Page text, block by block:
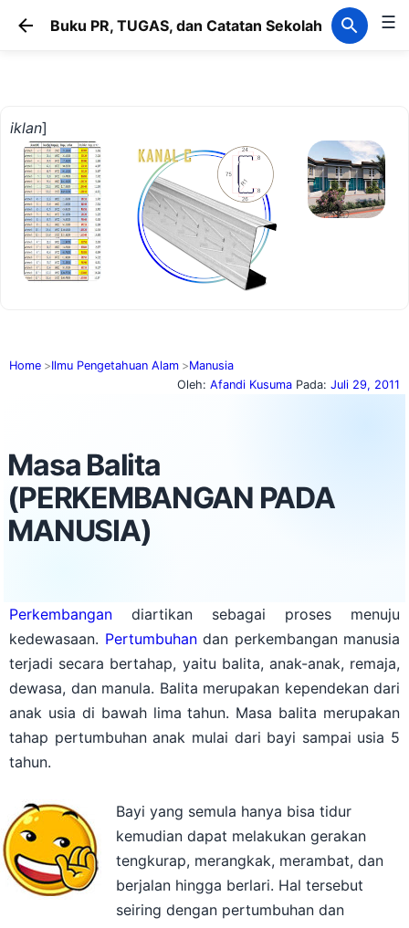
Langsung ke konten
Buku PR, TUGAS, dan Catatan Sekolah ☰
iklan]
Afandi Kusuma
Masa Balita
(PERKEMBANGAN PADA
MANUSIA)
Perkembangan
diartikan sebagai proses menuju
kedewasaan. Pertumbuhan
dan perkembangan manusia
terjadi secara bertahap, yaitu balita, anak-anak, remaja,
dewasa, dan manula. Balita merupakan kependekan dari
anak usia di bawah lima tahun. Masa balita merupakan
tahap pertumbuhan anak mulai dari bayi sampai usia 5
tahun.
Bayi yang semula hanya bisa tidur
kemudian dapat melakukan gerakan
tengkurap, merangkak, merambat, dan
berjalan hingga berlari. Hal tersebut
seiring dengan pertumbuhan dan
perkembangannya, yaitu semakin besar dan semakin